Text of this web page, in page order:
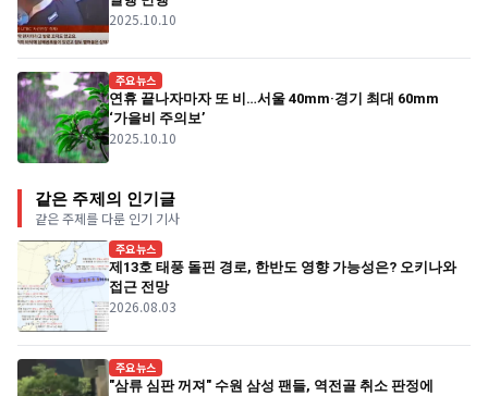
2025.10.10
주요뉴스
연휴 끝나자마자 또 비…서울 40mm·경기 최대 60mm
‘가을비 주의보’
2025.10.10
같은 주제의 인기글
같은 주제를 다룬 인기 기사
주요뉴스
제13호 태풍 돌핀 경로, 한반도 영향 가능성은? 오키나와
접근 전망
2026.08.03
주요뉴스
"삼류 심판 꺼져" 수원 삼성 팬들, 역전골 취소 판정에